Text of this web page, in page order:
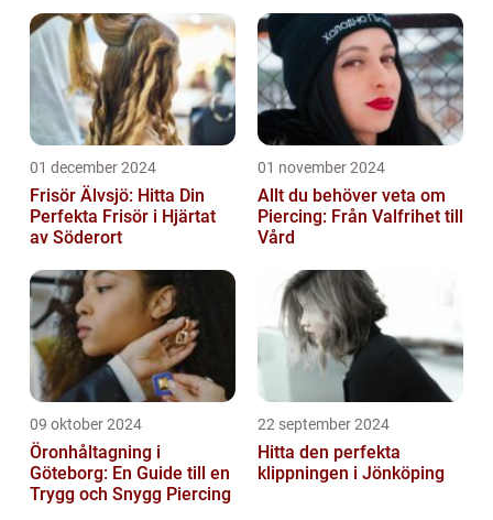
01 december 2024
Frisör Älvsjö: Hitta Din
Perfekta Frisör i Hjärtat
av Söderort
01 november 2024
Allt du behöver veta om
Piercing: Från Valfrihet till
Vård
09 oktober 2024
Öronhåltagning i
Göteborg: En Guide till en
Trygg och Snygg Piercing
22 september 2024
Hitta den perfekta
klippningen i Jönköping